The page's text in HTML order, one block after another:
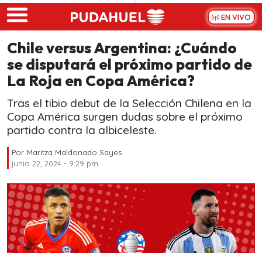
Skip to main content
EN VIVO
Chile versus Argentina: ¿Cuándo
se disputará el próximo partido de
La Roja en Copa América?
Tras el tibio debut de la Selección Chilena en la
Copa América surgen dudas sobre el próximo
partido contra la albiceleste.
Por Maritza Maldonado Sayes
junio 22, 2024 - 9:29 pm